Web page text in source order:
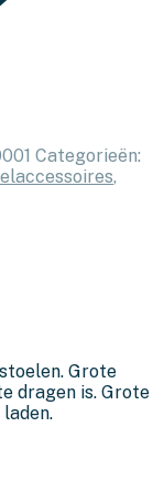
Categorieën:
,
Grote
dragen is. Grote